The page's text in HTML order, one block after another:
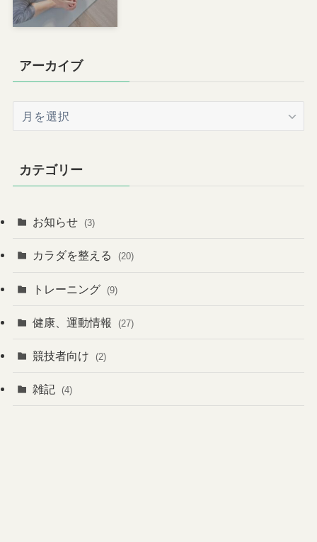
アーカイブ
ブ
カテゴリー
お知らせ (3)
カラダを整える (20)
トレーニング (9)
健康、運動情報 (27)
競技者向け (2)
雑記 (4)